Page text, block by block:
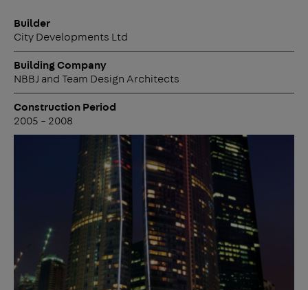
Builder
City Developments Ltd
Building Company
NBBJ and Team Design Architects
Construction Period
2005 – 2008